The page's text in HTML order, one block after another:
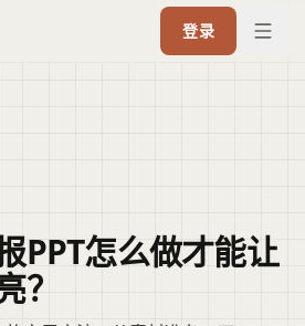
登录
PPT怎么做才能让
？